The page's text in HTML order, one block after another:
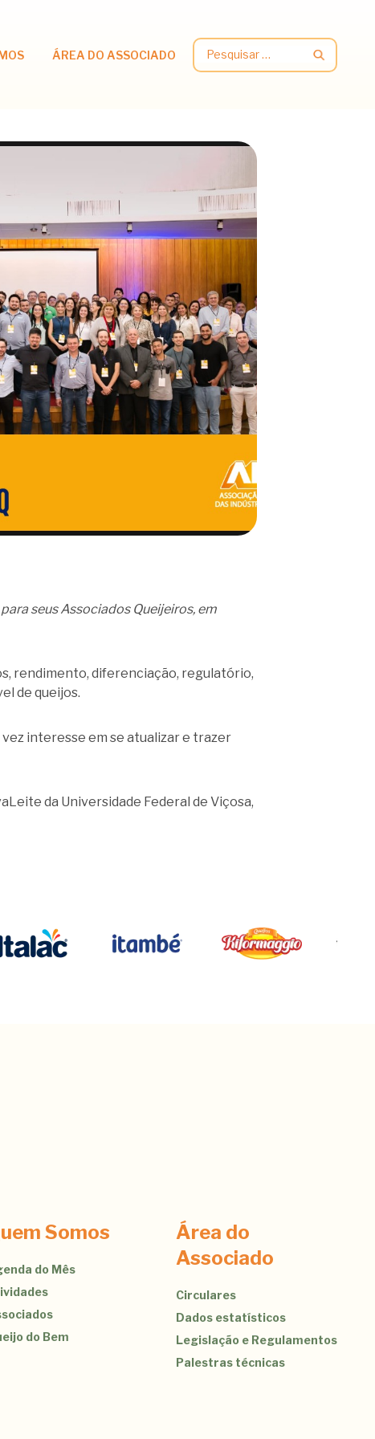
ÁREA DO ASSOCIADO
Pesquisar
por:
seus Associados Queijeiros, em
rendimento, diferenciação, regulatório,
de queijos.
interesse em se atualizar e trazer
da Universidade Federal de Viçosa,
Somos
do Mês
do Bem
Área do
Associado
Circulares
Dados estatísticos
Legislação e Regulamentos
Palestras técnicas